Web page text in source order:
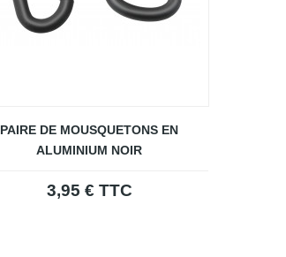
PAIRE DE MOUSQUETONS EN
ALUMINIUM NOIR
3,95 € TTC